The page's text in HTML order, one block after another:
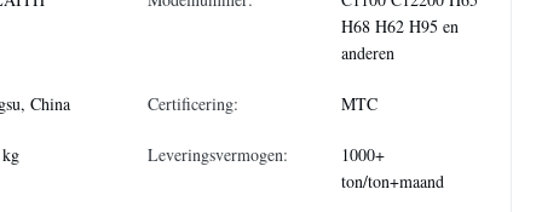
H68 H62 H95 en
anderen
China Certificering: MTC
Leveringsvermogen:
1000+
ton/ton+maand